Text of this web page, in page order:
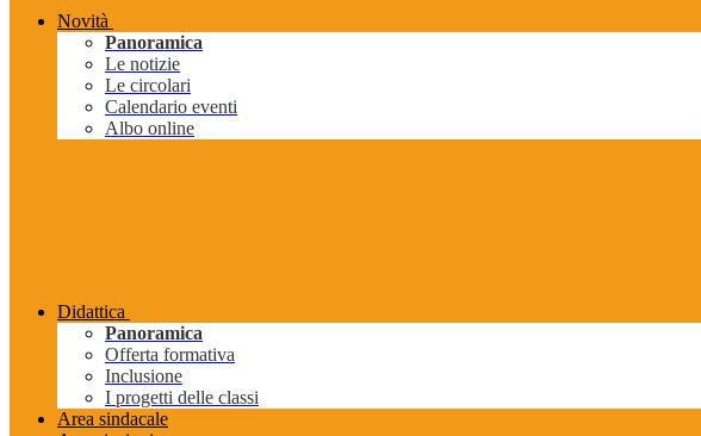
Novità
Panoramica
Le notizie
Le circolari
Calendario eventi
Albo online
Didattica
Panoramica
Offerta formativa
Inclusione
I progetti delle classi
Area sindacale